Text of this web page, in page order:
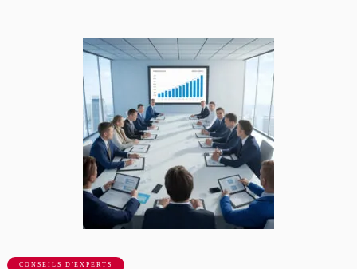
CONSEILS D'EXPERTS